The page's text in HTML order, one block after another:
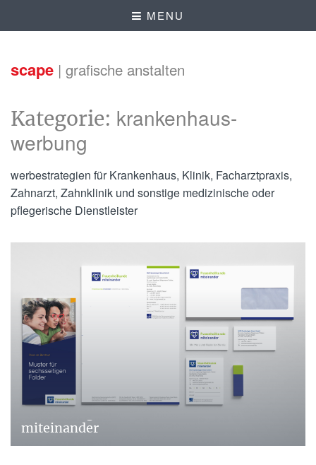
MENU
scape | grafische anstalten
Kategorie: krankenhaus-
werbung
werbestrategien für Krankenhaus, Klinik, Facharztpraxis,
Zahnarzt, Zahnklinik und sonstige medizinische oder
pflegerische Dienstleister
miteinander